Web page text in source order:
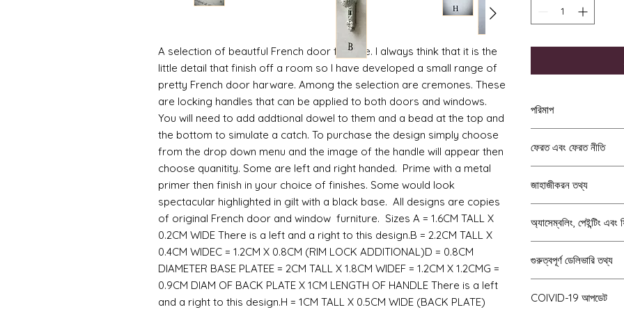
A selection of beautful French door funiture. I always think that it is the
little detail that finish off a room so I have developed a small range of
pretty French door harware. Among the selection are cremones. These
are locking handles that can be applied to both doors and windows.
You will need to add addtional dowel to them and a bead at the top and
the bottom to simulate a catch. To purchase the design simply choose
from the drop down menu and the image of the handle will appear then
choose quanitity. Some are left and right handed.  Prime with a metal
primer then finish in your choice of finishes. Some would look
spectacular highlighted in gilt with a black base.  All designs are copies
of original French door and window  furniture.  Sizes A = 1.6CM TALL X
0.2CM WIDE There is a left and a right to this design.B = 2.2CM TALL X
0.4CM WIDEC = 1.2CM X 0.8CM (RIM LOCK ADDITIONAL)D = 0.8CM
DIAMETER BASE PLATEE = 2CM TALL X 1.8CM WIDEF = 1.2CM X 1.2CMG =
0.9CM DIAM OF BACK PLATE X 1CM LENGTH OF HANDLE There is a left
and a right to this design.H = 1CM TALL X 0.5CM WIDE (BACK PLATE)
পরিমাপ
লেডিস ওয়াস্প কোমর
ভদ্রলোকদের ডেস্ক
গভীর।
Torchere = 10cm
উপরে।
মহিলা ডেস্ক =
ফ্রাঙ্কোয়া
4.5cm deep।
ছোট ফ্রেঞ্চ কনসোল
চওড়া
ফেরত এবং ফেরত নীতি
to me then please
receipt. The items
days of receipt. I
you and the cost
will be covered by
Faulty or damaged?
days of receipt.
জাহাজীকরন তথ্য
সস্তা। ইউকে ডেলিভারি
বেশিরভাগ মার্কিন
মধ্যে আসে।
ইউরোপের সময় লাগে প্রায় 5
আমি ভালোভাবে প্যাকেজ
ব্যবহার করে তা নিশ্চিত করে
অ্যাসেম্বলিং, পেইন্টিং এবং
সমস্ত কিট এমন অবস্থায়
বর্ণনা করি। Moldালাই
তৈরি করে। এগুলি সহজেই
গুরুত্বপূর্ণ ডেলিভারি তথ্য
অর্ডার করার জন্য
COIVID-19 আপডেট